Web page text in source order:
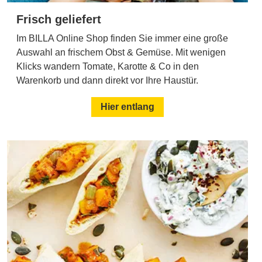
Frisch geliefert
Im BILLA Online Shop finden Sie immer eine große
Auswahl an frischem Obst & Gemüse. Mit wenigen
Klicks wandern Tomate, Karotte & Co in den
Warenkorb und dann direkt vor Ihre Haustür.
Hier entlang